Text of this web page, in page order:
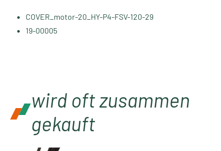
COVER_motor-20_HY-P4-FSV-120-29
19-00005
wird oft zusammen
gekauft